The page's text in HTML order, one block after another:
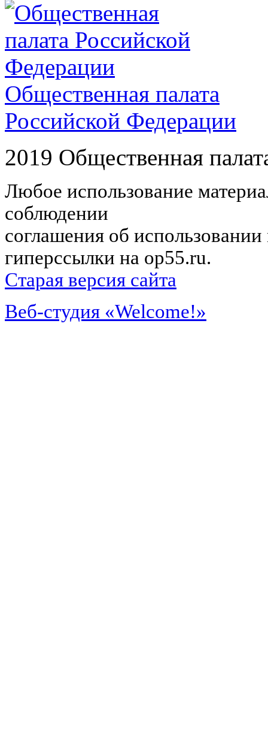
Общественная палата
Российской Федерации
2019 Общественная
Любое использование
соблюдении
соглашения об
гиперссылки на op55.ru.
Старая версия сайта
Веб-студия «Welcome!»